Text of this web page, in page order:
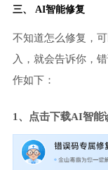
三、 AI智能修复
不知道怎么修复，
入，就会告诉你，
作如下：
1、点击下载AI智能